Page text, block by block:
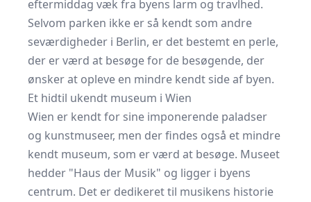
eftermiddag væk fra byens larm og travlhed.
Selvom parken ikke er så kendt som andre
seværdigheder i Berlin, er det bestemt en perle,
der er værd at besøge for de besøgende, der
ønsker at opleve en mindre kendt side af byen.
Et hidtil ukendt museum i Wien
Wien er kendt for sine imponerende paladser
og kunstmuseer, men der findes også et mindre
kendt museum, som er værd at besøge. Museet
hedder "Haus der Musik" og ligger i byens
centrum. Det er dedikeret til musikens historie